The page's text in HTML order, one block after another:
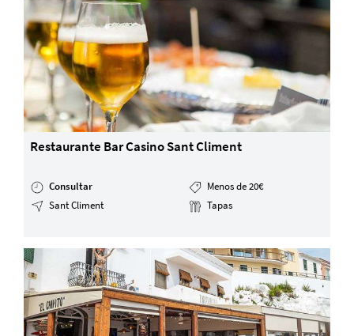
Restaurante Bar Casino Sant Climent
Consultar
Menos de 20€
Sant Climent
Tapas